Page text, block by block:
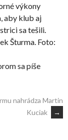
výkony
aby klub aj
sa tešili.
Šturma. Foto:
nahrádza Martin
Kuciak
→